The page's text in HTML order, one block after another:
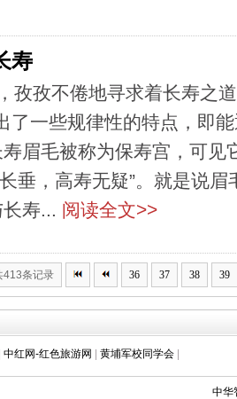
寿
孜孜不倦地寻求着长寿之
了一些规律性的特点，即
眉毛被称为保寿宫，可见
垂，高寿无疑”。就是说
寿... 阅读全文>>
413条记录 36 37 38 39
中红网-红色旅游网 黄埔军校同学会
中华